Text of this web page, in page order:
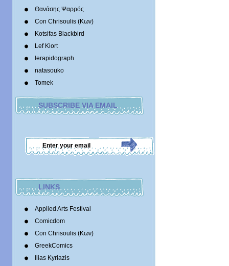
Θανάσης Ψαρρός
Con Chrisoulis (Κων)
Kotsifas Blackbird
Lef Kiort
lerapidograph
natasouko
Tomek
SUBSCRIBE VIA EMAIL
LINKS
Applied Arts Festival
Comicdom
Con Chrisoulis (Κων)
GreekComics
Ilias Kyriazis